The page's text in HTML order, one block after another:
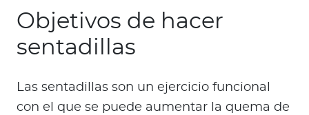
Objetivos de hacer
sentadillas
Las sentadillas son un ejercicio funcional
con el que se puede aumentar la quema de